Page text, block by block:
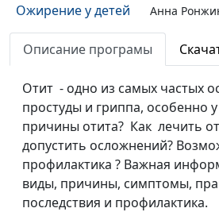
Ожирение у детей
(первая часть)
Анна
Копылова,
Если у ребенка
сахарный диабет...
Анна
Копылова,
Причины
сахарного диабета
у детей
Анна
Копылова,
Описание програмы
Отит - одно из самых частых
простуды и гриппа, особенно
причины отита? Как лечить
допустить осложнений?
профилактика ? Важная
виды, причины, симптомы,
последствия и профилактика.